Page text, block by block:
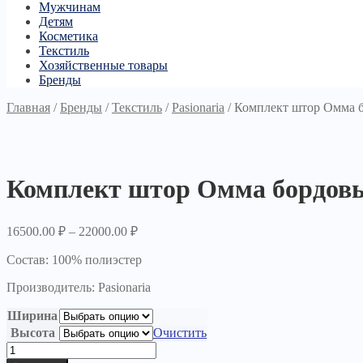
Мужчинам
Детям
Косметика
Текстиль
Хозяйственные товары
Бренды
Главная /Бренды /Текстиль /Pasionaria /Комплект штор Омма
Комплект штор Омма
16500.00 ₽ – 22000.00 ₽
Состав: 100% полиэстер
Производитель: Pasionaria
Ширина
Высота
Очистить
Количество